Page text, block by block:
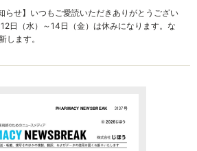
らせ】いつもご愛読いただきありがとうござい
日（水）～14日（金）は休みになります。な
します。